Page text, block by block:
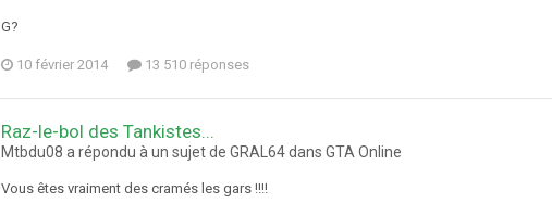
G?
10 février 2014 13 510 réponses
Raz-le-bol des Tankistes...
Mtbdu08 a répondu à un sujet de GRAL64 dans GTA Online
Vous êtes vraiment des cramés les gars !!!!